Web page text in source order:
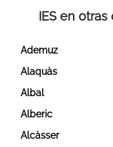
IES en
Ademuz
Alaquàs
Albal
Alberic
Alcàsser